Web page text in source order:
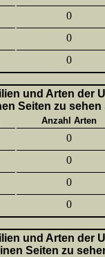
0
0
0
und Arten der
Seiten zu sehen
Anzahl Arten
0
0
0
0
und Arten der
Seiten zu